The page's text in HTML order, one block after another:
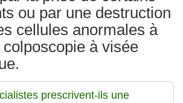
ou par une destruction
cellules anormales à
colposcopie à visée
prescrivent-ils une